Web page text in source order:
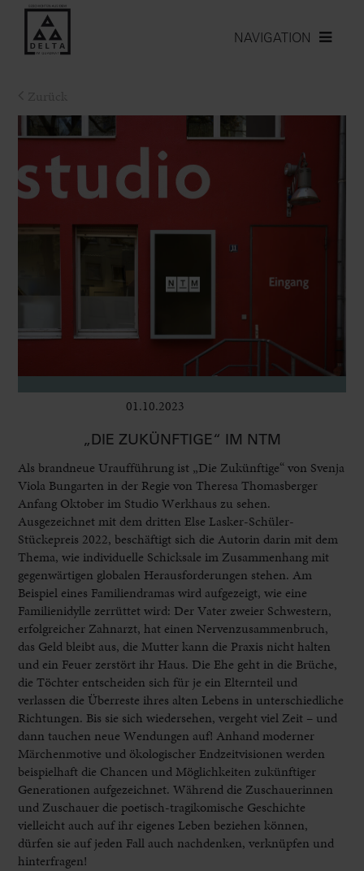
NAVIGATION
01.10.2023
„DIE ZUKÜNFTIGE“ IM NTM
Als brandneue Uraufführung ist „Die Zukünftige“ von Svenja
Viola Bungarten in der Regie von Theresa Thomasberger
Anfang Oktober im Studio Werkhaus zu sehen.
Ausgezeichnet mit dem dritten Else Lasker-Schüler-
Stückepreis 2022, beschäftigt sich die Autorin darin mit dem
Thema, wie individuelle Schicksale im Zusammenhang mit
gegenwärtigen globalen Herausforderungen stehen. Am
Beispiel eines Familiendramas wird aufgezeigt, wie eine
Familienidylle zerrüttet wird: Der Vater zweier Schwestern,
erfolgreicher Zahnarzt, hat einen Nervenzusammenbruch,
das Geld bleibt aus, die Mutter kann die Praxis nicht halten
und ein Feuer zerstört ihr Haus. Die Ehe geht in die Brüche,
die Töchter entscheiden sich für je ein Elternteil und
verlassen die Überreste ihres alten Lebens in unterschiedliche
Richtungen. Bis sie sich wiedersehen, vergeht viel Zeit – und
dann tauchen neue Wendungen auf! Anhand moderner
Märchenmotive und ökologischer Endzeitvisionen werden
beispielhaft die Chancen und Möglichkeiten zukünftiger
Generationen aufgezeichnet. Während die Zuschauerinnen
und Zuschauer die poetisch-tragikomische Geschichte
vielleicht auch auf ihr eigenes Leben beziehen können,
dürfen sie auf jeden Fall auch nachdenken, verknüpfen und
hinterfragen!